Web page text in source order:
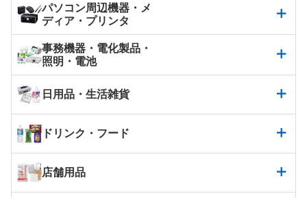
パソコン周辺機器・メ
ディア・プリンタ
事務機器・電化製品・
照明・電池
日用品・生活雑貨
ドリンク・フード
店舗用品